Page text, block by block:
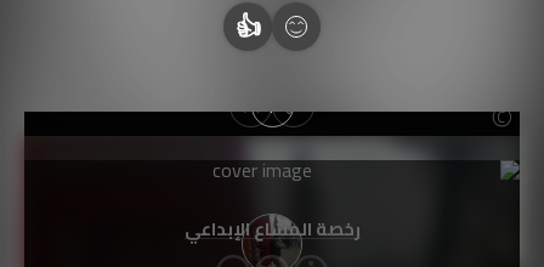
👍
رخصة المشاع الإبداعي